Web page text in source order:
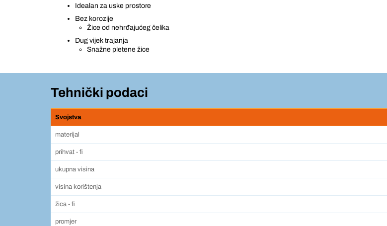
Idealan za uske prostore
Bez korozije
Žice od nehrđajućeg čelika
Dug vijek trajanja
Snažne pletene žice
Tehnički podaci
Svojstva
materijal
prihvat - fi
ukupna visina
visina korištenja
žica - fi
promjer